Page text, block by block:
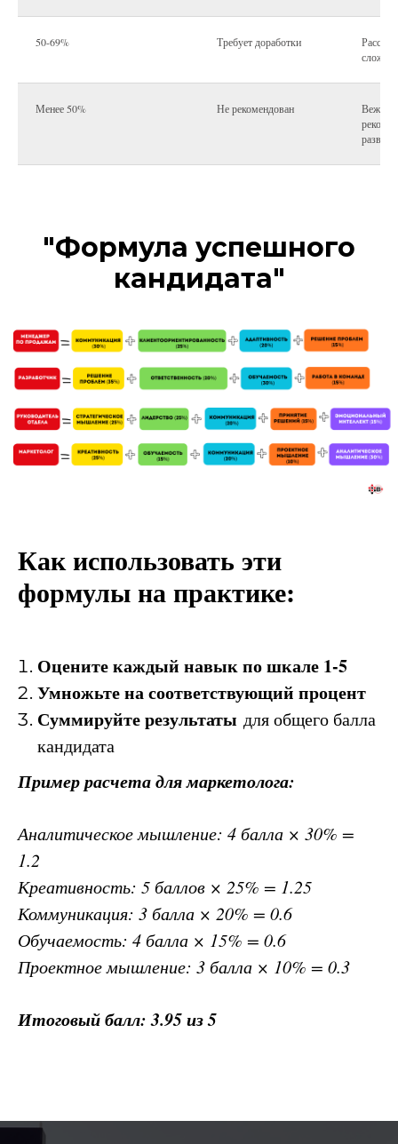
50-69% Требует доработки
Менее 50% Не рекомендован
"Формула успешного
кандидата"
Как использовать эти
формулы на практике:
Оцените каждый навык по шкале 1-5
Умножьте на соответствующий процент
Суммируйте результаты для общего балла
кандидата
Пример расчета для маркетолога:
Аналитическое мышление: 4 балла × 30% =
1.2
Креативность: 5 баллов × 25% = 1.25
Коммуникация: 3 балла × 20% = 0.6
Обучаемость: 4 балла × 15% = 0.6
Проектное мышление: 3 балла × 10% = 0.3
Итоговый балл: 3.95 из 5